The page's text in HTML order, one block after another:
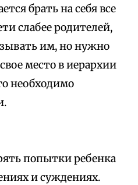
брать на себя все
слабее родителей,
им, но нужно
место в иерархии
необходимо
попытки ребенка
и суждениях.